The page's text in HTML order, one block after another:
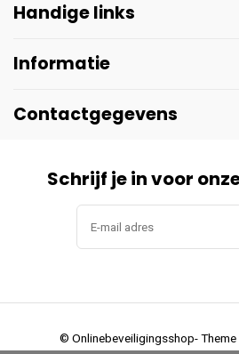
Handige links
Informatie
Contactgegevens
Schrijf je in voor
© Onlinebeveiligingsshop-